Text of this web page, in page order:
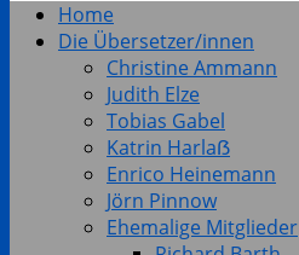
Home
Die Übersetzer/innen
Christine Ammann
Judith Elze
Tobias Gabel
Katrin Harlaẞ
Enrico Heinemann
Jörn Pinnow
Ehemalige Mitglieder